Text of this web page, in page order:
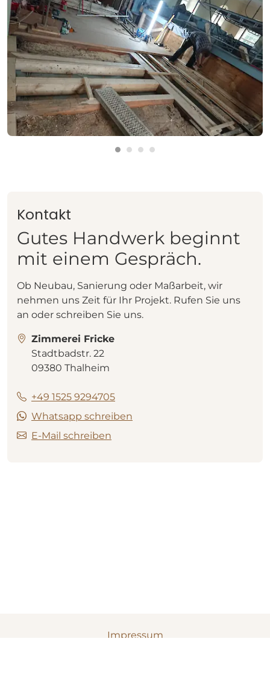
Kontakt
Gutes Handwerk beginnt
mit einem Gespräch.
Ob Neubau, Sanierung oder Maßarbeit, wir
nehmen uns Zeit für Ihr Projekt. Rufen Sie uns
an oder schreiben Sie uns.
Zimmerei Fricke
Stadtbadstr. 22
09380 Thalheim
+49 1525 9294705
Whatsapp schreiben
E-Mail schreiben
Impressum